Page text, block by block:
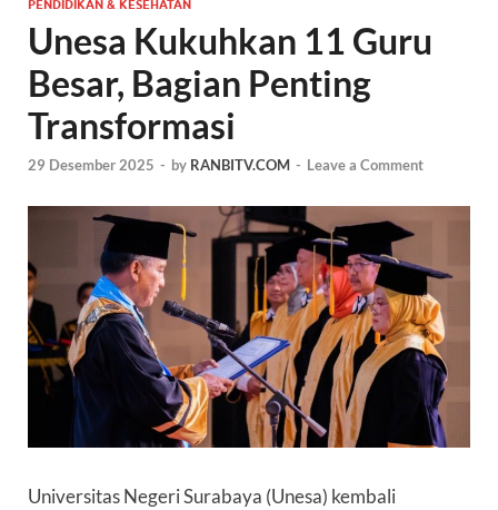
PENDIDIKAN & KESEHATAN
Unesa Kukuhkan 11 Guru
Besar, Bagian Penting
Transformasi
29 Desember 2025 - by RANBITV.COM - Leave a Comment
Universitas Negeri Surabaya (Unesa) kembali